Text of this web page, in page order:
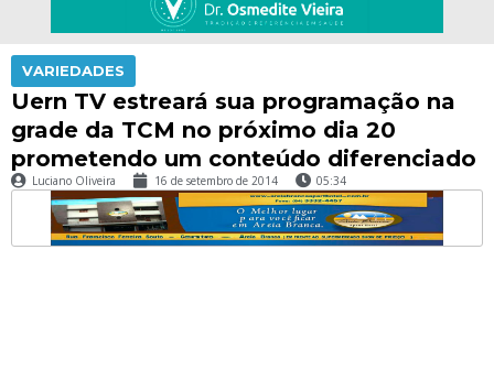
VARIEDADES
Uern TV estreará sua programação na
grade da TCM no próximo dia 20
prometendo um conteúdo diferenciado
Luciano Oliveira 16 de setembro de 2014 05:34